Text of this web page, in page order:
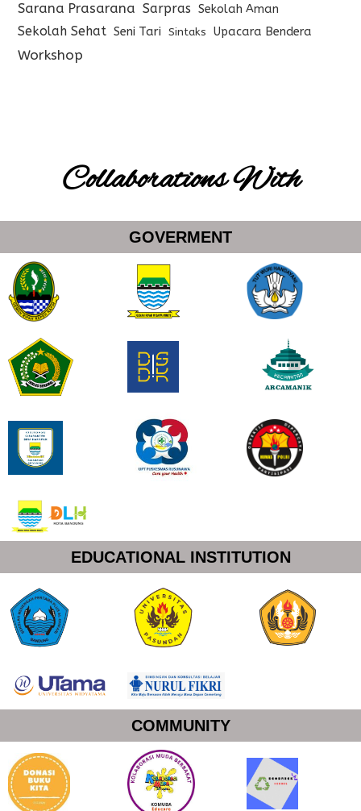
Sarana Prasarana Sarpras Sekolah Aman
Sekolah Sehat Seni Tari Sintaks Upacara Bendera
Workshop
Collaborations With
GOVERMENT
EDUCATIONAL INSTITUTION
COMMUNITY